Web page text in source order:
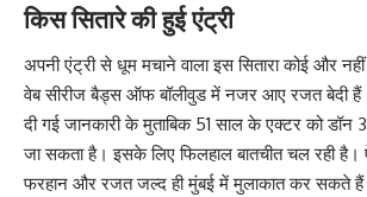
किस सितारे की हुई एंट्री
अपनी एंट्री से धूम मचाने वाला इस सितारा कोई और
वेब सीरीज बैड्स ऑफ बॉलीवुड में नजर आए रजत बेदी हैं।
दी गई जानकारी के मुताबिक 51 साल के एक्टर को डॉन
जा सकता है। इसके लिए फिलहाल बातचीत चल रही है।
फरहान और रजत जल्द ही मुंबई में मुलाकात कर सकते